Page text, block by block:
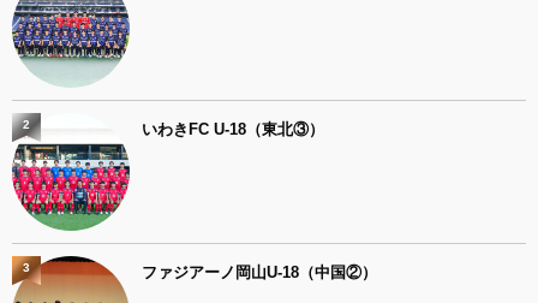
いわきFC U-18（東北③）
2
ファジアーノ岡山U-18（中国②）
3